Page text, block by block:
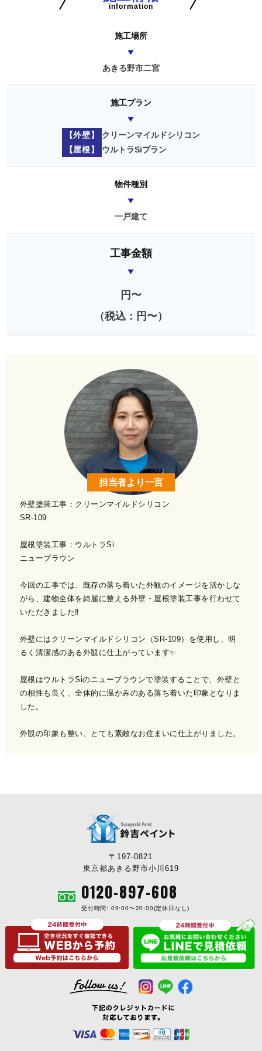
information
施工場所
あきる野市二宮
施工プラン
【外壁】
クリーンマイルドシリコン
【屋根】
ウルトラSiプラン
物件種別
一戸建て
工事金額
円〜
（税込：円〜）
担当者より一言
外壁塗装工事：クリーンマイルドシリコン
SR-109
屋根塗装工事：ウルトラSi
ニューブラウン
今回の工事では、既存の落ち着いた外観のイメージを活かしな
がら、建物全体を綺麗に整える外壁・屋根塗装工事を行わせて
いただきました‼️
外壁にはクリーンマイルドシリコン（SR-109）を使用し、明
るく清潔感のある外観に仕上がっています✨
屋根はウルトラSiのニューブラウンで塗装することで、外壁と
の相性も良く、全体的に温かみのある落ち着いた印象となりま
した。
外観の印象も整い、とても素敵なお住まいに仕上がりました。
〒197-0821
東京都あきる野市小川619
0120-897-608
受付時間: 09:00〜20:00(定休日なし)